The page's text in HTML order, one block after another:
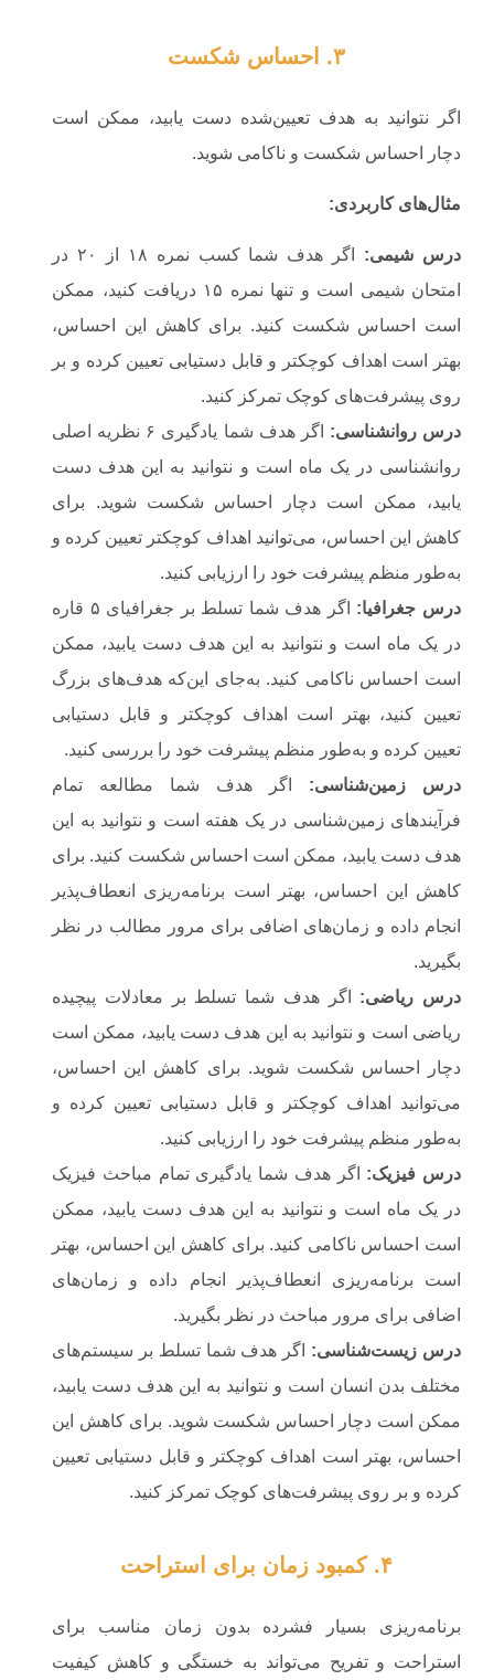
۳. احساس شکست
اگر نتوانید به هدف تعیین‌شده دست یابید، ممکن است
دچار احساس شکست و ناکامی شوید.
مثال‌های کاربردی:
درس شیمی:
اگر هدف شما کسب نمره ۱۸ از ۲۰ در
امتحان شیمی است و تنها نمره ۱۵ دریافت کنید، ممکن
است احساس شکست کنید. برای کاهش این احساس،
بهتر است اهداف کوچکتر و قابل دستیابی تعیین کرده و بر
روی پیشرفت‌های کوچک تمرکز کنید.
درس روانشناسی:
اگر هدف شما یادگیری ۶ نظریه اصلی
روانشناسی در یک ماه است و نتوانید به این هدف دست
یابید، ممکن است دچار احساس شکست شوید. برای
کاهش این احساس، می‌توانید اهداف کوچکتر تعیین کرده و
به‌طور منظم پیشرفت خود را ارزیابی کنید.
درس جغرافیا:
اگر هدف شما تسلط بر جغرافیای ۵ قاره
در یک ماه است و نتوانید به این هدف دست یابید، ممکن
است احساس ناکامی کنید. به‌جای این‌که هدف‌های بزرگ
تعیین کنید، بهتر است اهداف کوچکتر و قابل دستیابی
تعیین کرده و به‌طور منظم پیشرفت خود را بررسی کنید.
درس زمین‌شناسی: اگر هدف شما مطالعه تمام
فرآیندهای زمین‌شناسی در یک هفته است و نتوانید به این
هدف دست یابید، ممکن است احساس شکست کنید. برای
کاهش این احساس، بهتر است برنامه‌ریزی انعطاف‌پذیر
انجام داده و زمان‌های اضافی برای مرور مطالب در نظر
بگیرید.
درس ریاضی: اگر هدف شما تسلط بر معادلات پیچیده
ریاضی است و نتوانید به این هدف دست یابید، ممکن است
دچار احساس شکست شوید. برای کاهش این احساس،
می‌توانید اهداف کوچکتر و قابل دستیابی تعیین کرده و
به‌طور منظم پیشرفت خود را ارزیابی کنید.
درس فیزیک: اگر هدف شما یادگیری تمام مباحث فیزیک
در یک ماه است و نتوانید به این هدف دست یابید، ممکن
است احساس ناکامی کنید. برای کاهش این احساس، بهتر
است برنامه‌ریزی انعطاف‌پذیر انجام داده و زمان‌های
اضافی برای مرور مباحث در نظر بگیرید.
درس زیست‌شناسی: اگر هدف شما تسلط بر سیستم‌های
مختلف بدن انسان است و نتوانید به این هدف دست یابید،
ممکن است دچار احساس شکست شوید. برای کاهش این
احساس، بهتر است اهداف کوچکتر و قابل دستیابی تعیین
کرده و بر روی پیشرفت‌های کوچک تمرکز کنید.
۴. کمبود زمان برای استراحت
برنامه‌ریزی بسیار فشرده بدون زمان مناسب برای
استراحت و تفریح می‌تواند به خستگی و کاهش کیفیت